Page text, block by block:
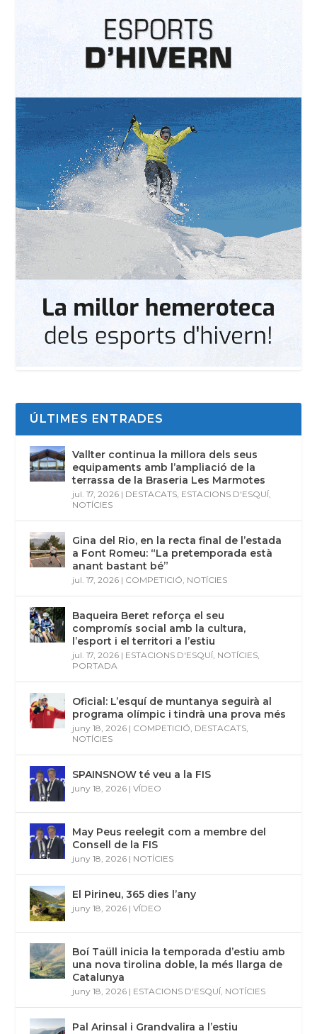
ÚLTIMES ENTRADES
Vallter continua la millora dels seus
equipaments amb l’ampliació de la
terrassa de la Braseria Les Marmotes
jul. 17, 2026 | DESTACATS ESTACIONS D'ESQUÍ
NOTÍCIES
Gina del Rio, en la recta final de l’estada
a Font Romeu: “La pretemporada està
anant bastant bé”
jul. 17, 2026 | COMPETICIÓ NOTÍCIES
Baqueira Beret reforça el seu
compromís social amb la cultura,
l’esport i el territori a l’estiu
jul. 17, 2026 | ESTACIONS D'ESQUÍ NOTÍCIES
PORTADA
Oficial: L’esquí de muntanya seguirà al
programa olímpic i tindrà una prova més
juny 18, 2026 | COMPETICIÓ DESTACATS
NOTÍCIES
SPAINSNOW té veu a la FIS
juny 18, 2026 |VÍDEO
May Peus reelegit com a membre del
Consell de la FIS
juny 18, 2026 | NOTÍCIES
El Pirineu, 365 dies l’any
juny 18, 2026 |VÍDEO
Boí Taüll inicia la temporada d’estiu amb
una nova tirolina doble, la més llarga de
Catalunya
juny 18, 2026 | ESTACIONS D'ESQUÍ NOTÍCIES
Pal Arinsal i Grandvalira a l’estiu